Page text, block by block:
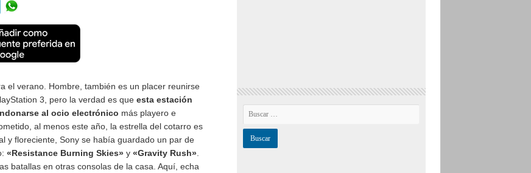
el verano. Hombre, también es un placer reunirse
3, pero la verdad es queesta estación
al ocio electrónico más playero e
al menos este año, la estrella del cotarro es
y floreciente, Sony se había guardado un par de
«Resistance Burning Skies»y «Gravity Rush».
batallas en otras consolas de la casa. Aquí, echa